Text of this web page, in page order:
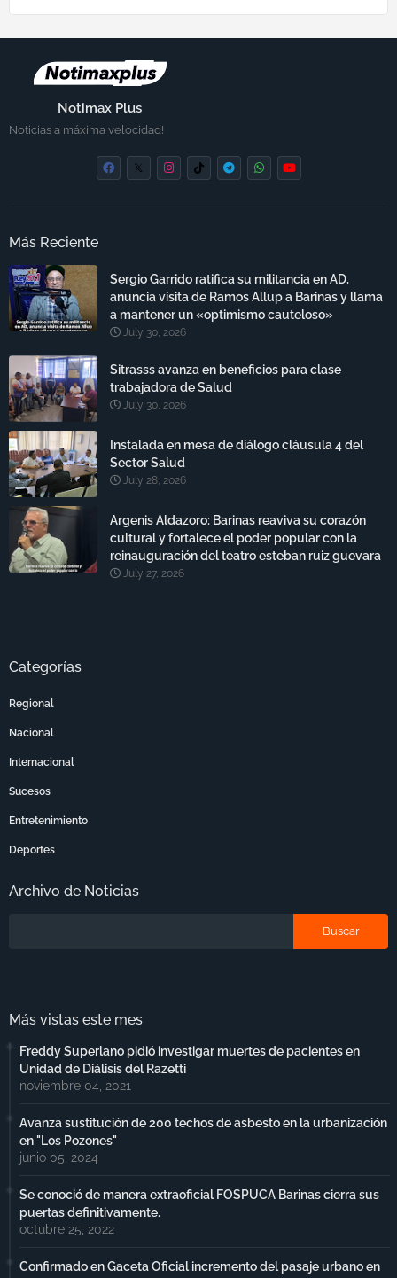
Notimax Plus
Noticias a máxima velocidad!
Más Reciente
Sergio Garrido ratifica su militancia en AD,
anuncia visita de Ramos Allup a Barinas y llama
a mantener un «optimismo cauteloso»
July 30, 2026
Sitrasss avanza en beneficios para clase
trabajadora de Salud
July 30, 2026
Instalada en mesa de diálogo cláusula 4 del
Sector Salud
July 28, 2026
Argenis Aldazoro: Barinas reaviva su corazón
cultural y fortalece el poder popular con la
reinauguración del teatro esteban ruiz guevara
July 27, 2026
Categorías
Regional
Nacional
Internacional
Sucesos
Entretenimiento
Deportes
Archivo de Noticias
Más vistas este mes
Freddy Superlano pidió investigar muertes de pacientes en
Unidad de Diálisis del Razetti
noviembre 04, 2021
Avanza sustitución de 200 techos de asbesto en la urbanización
en "Los Pozones"
junio 05, 2024
Se conoció de manera extraoficial FOSPUCA Barinas cierra sus
puertas definitivamente.
octubre 25, 2022
Confirmado en Gaceta Oficial incremento del pasaje urbano en